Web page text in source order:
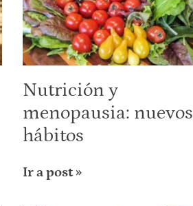
Nutrición y
menopausia: nuevos
hábitos
Ir a post »